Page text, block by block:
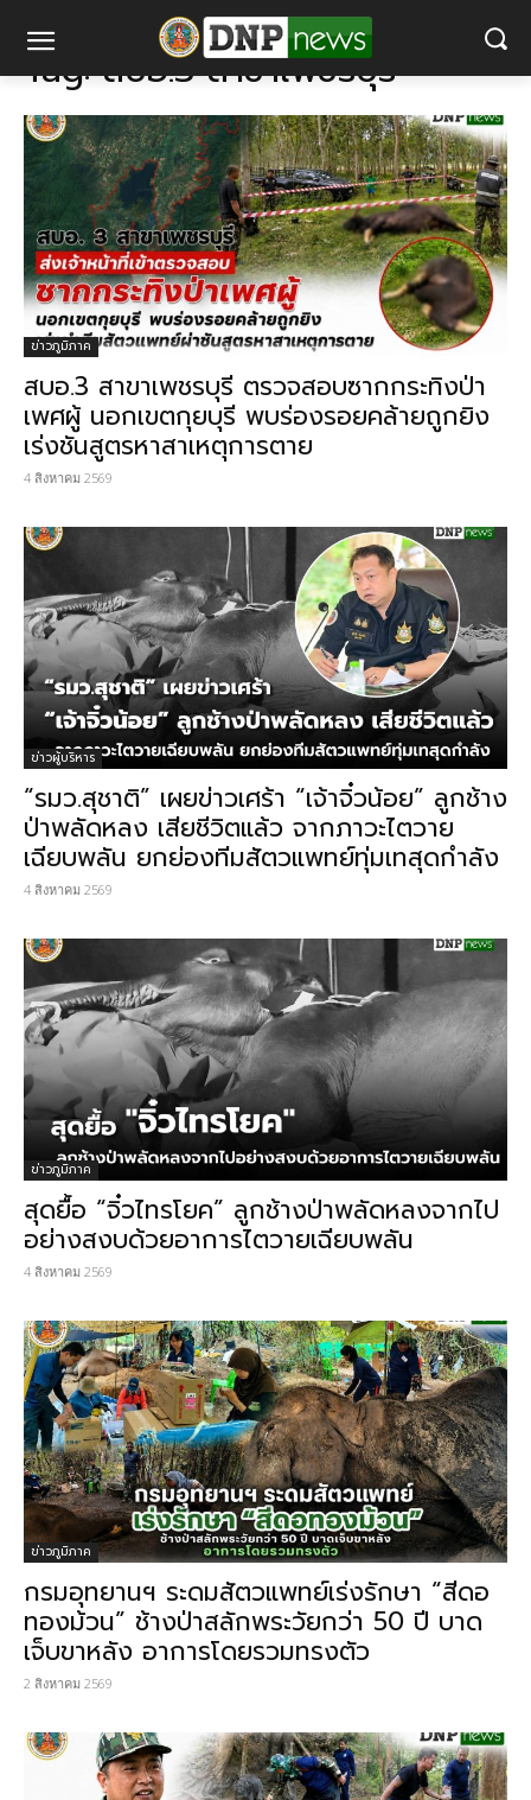
สบอ.3 สาขาเพชรบุรี
Tag:สบอ.3 สาขาเพชรบุรี
ข่าวภูมิภาค
สบอ.3 สาขาเพชรบุรี ตรวจสอบซากกระทิงป่า
เพศผู้ นอกเขตกุยบุรี พบร่องรอยคล้ายถูกยิง
เร่งชันสูตรหาสาเหตุการตาย
4 สิงหาคม 2569
ข่าวผู้บริหาร
“รมว.สุชาติ” เผยข่าวเศร้า “เจ้าจิ๋วน้อย” ลูกช้าง
ป่าพลัดหลง เสียชีวิตแล้ว จากภาวะไตวาย
เฉียบพลัน ยกย่องทีมสัตวแพทย์ทุ่มเทสุดกำลัง
4 สิงหาคม 2569
ข่าวภูมิภาค
สุดยื้อ​ “จิ๋วไทรโยค” ลูกช้างป่าพลัดหลงจากไป
อย่างสงบด้วยอาการไตวายเฉียบพลัน​
4 สิงหาคม 2569
ข่าวภูมิภาค
กรมอุทยานฯ ระดมสัตวแพทย์เร่งรักษา “สีดอ
ทองม้วน” ช้างป่าสลักพระวัยกว่า 50 ปี บาด
เจ็บขาหลัง อาการโดยรวมทรงตัว
2 สิงหาคม 2569